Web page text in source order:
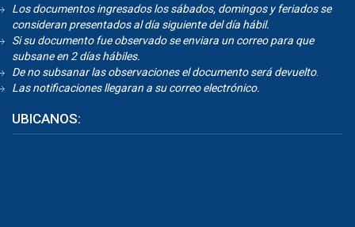
Los documentos ingresados los sábados, domingos y feriados se
consideran presentados al día siguiente del día hábil.
Si su documento fue observado se enviara un correo para que
subsane en 2 días hábiles.
De no subsanar las observaciones el documento será devuelto.
Las notificaciones llegaran a su correo electrónico.
UBICANOS: